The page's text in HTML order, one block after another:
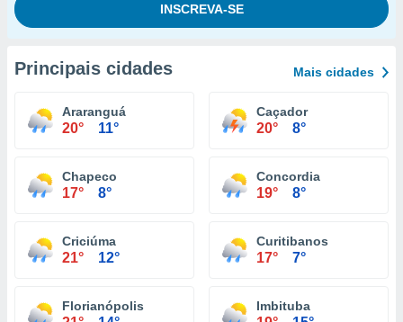
Principais cidades Mais cidades
Araranguá
20° 11°
Caçador
20° 8°
Chapeco
17° 8°
Concordia
19° 8°
Criciúma
21° 12°
Curitibanos
17° 7°
Florianópolis Imbituba